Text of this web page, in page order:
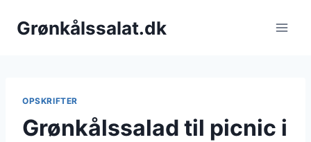
Grønkålssalat.dk
OPSKRIFTER
Grønkålssalad til picnic i